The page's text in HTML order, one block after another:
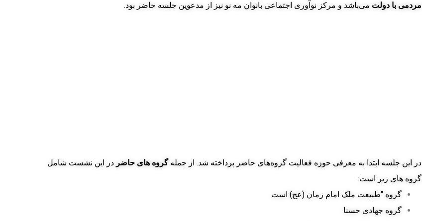
مردمی با دولت می‌باشد و مرکز نوآوری اجتماعی بانوان مه نو نیز از مدعوین جلسه حاضر بود.
در این جلسه ابتدا به معرفی حوزه فعالیت گروه‌های حاضر پرداخته شد. از جملهگروه های حاضر در این نشست شامل
گروه های زیر است:
گروه “طبیعت ملک امام زمان (عج) است
گروه جهادی حسنا